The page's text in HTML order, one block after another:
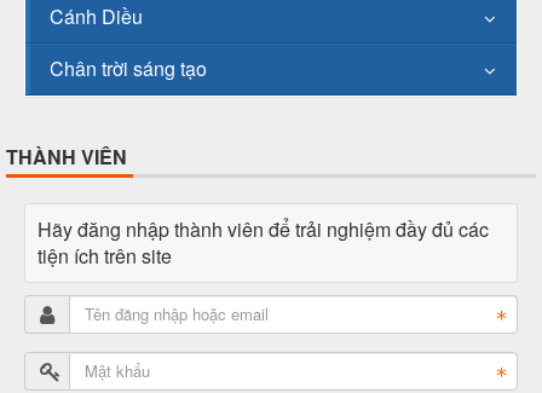
Cánh Diều
Chân trời sáng tạo
THÀNH VIÊN
Hãy đăng nhập thành viên để trải nghiệm đầy đủ các
tiện ích trên site